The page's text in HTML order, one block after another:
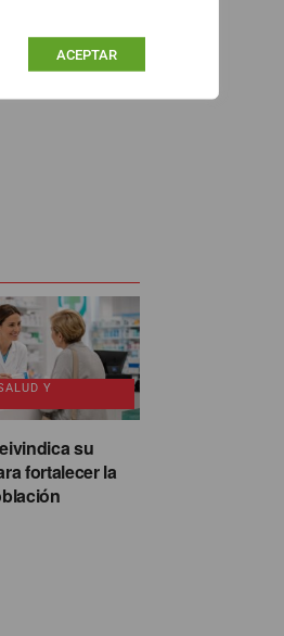
ACEPTAR
pensionista
derechos, con
ha
Y
su
fortalecer la